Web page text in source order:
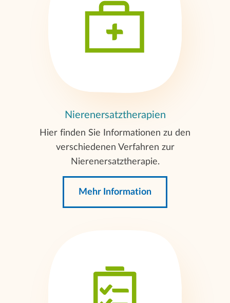
Nierenersatztherapien
Hier finden Sie Informationen zu den
verschiedenen Verfahren zur
Nierenersatztherapie.
Mehr Information